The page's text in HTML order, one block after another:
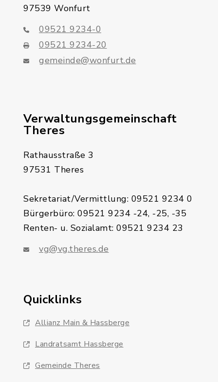
97539 Wonfurt
09521 9234-0
09521 9234-20
gemeinde@wonfurt.de
Verwaltungsgemeinschaft
Theres
Rathausstraße 3
97531 Theres
Sekretariat/Vermittlung: 09521 9234 0
Bürgerbüro: 09521 9234 -24, -25, -35
Renten- u. Sozialamt: 09521 9234 23
vg@vg.theres.de
Quicklinks
Allianz Main & Hassberge
Landratsamt Hassberge
Gemeinde Theres